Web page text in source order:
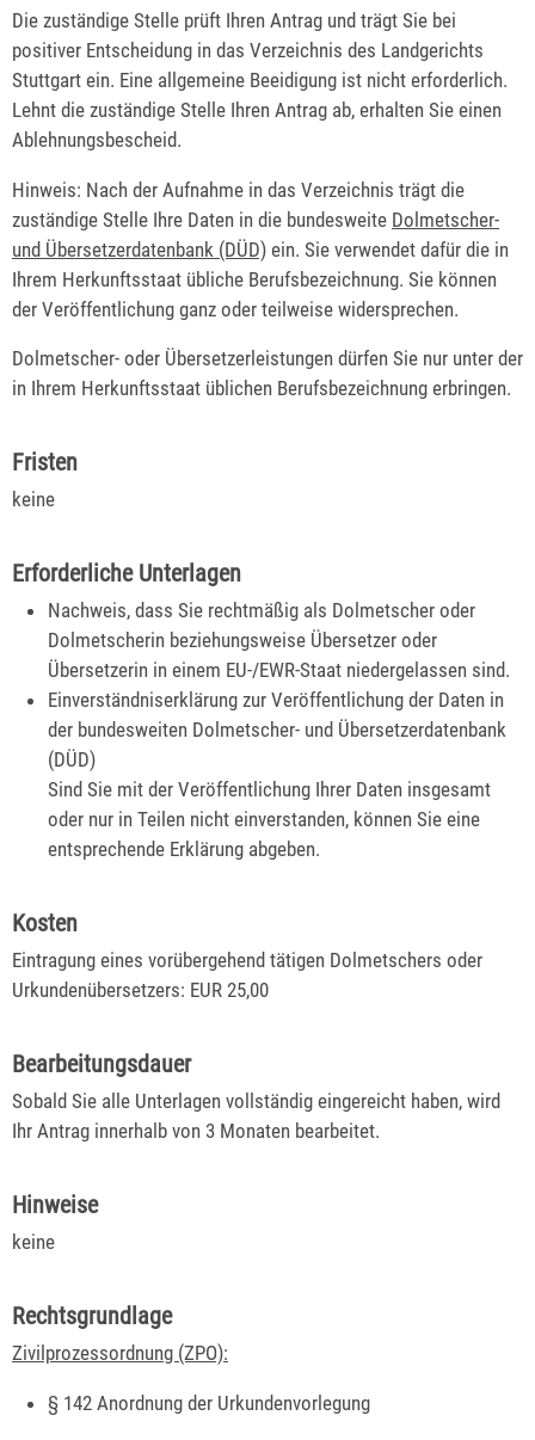
Die zuständige Stelle prüft Ihren Antrag und trägt Sie bei
positiver Entscheidung in das Verzeichnis des Landgerichts
Stuttgart ein. Eine allgemeine Beeidigung ist nicht erforderlich.
Lehnt die zuständige Stelle Ihren Antrag ab, erhalten Sie einen
Ablehnungsbescheid.
Hinweis: Nach der Aufnahme in das Verzeichnis trägt die
zuständige Stelle Ihre Daten in die bundesweite Dolmetscher-
und Übersetzerdatenbank (DÜD) ein. Sie verwendet dafür die in
Ihrem Herkunftsstaat übliche Berufsbezeichnung. Sie können
der Veröffentlichung ganz oder teilweise widersprechen.
Dolmetscher- oder Übersetzerleistungen dürfen Sie nur unter der
in Ihrem Herkunftsstaat üblichen Berufsbezeichnung erbringen.
Fristen
keine
Erforderliche Unterlagen
Nachweis, dass Sie rechtmäßig als Dolmetscher oder
Dolmetscherin beziehungsweise Übersetzer oder
Übersetzerin in einem EU-/EWR-Staat niedergelassen sind.
Einverständniserklärung zur Veröffentlichung der Daten in
der bundesweiten Dolmetscher- und Übersetzerdatenbank
(DÜD)
Sind Sie mit der Veröffentlichung Ihrer Daten insgesamt
oder nur in Teilen nicht einverstanden, können Sie eine
entsprechende Erklärung abgeben.
Kosten
Eintragung eines vorübergehend tätigen Dolmetschers oder
Urkundenübersetzers: EUR 25,00
Bearbeitungsdauer
Sobald Sie alle Unterlagen vollständig eingereicht haben, wird
Ihr Antrag innerhalb von 3 Monaten bearbeitet.
Hinweise
keine
Rechtsgrundlage
Zivilprozessordnung (ZPO):
§ 142 Anordnung der Urkundenvorlegung